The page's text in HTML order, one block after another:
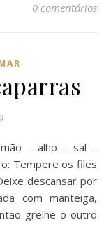
0 comentários
Tempere os files
descansar por
com manteiga,
grelhe o outro